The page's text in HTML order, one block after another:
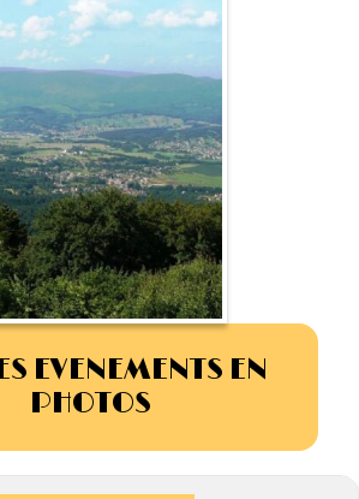
La 15/6 G –
1938/1947
La 15/6 D –
1947/1955
La 15/6 H –
1954/1956
EVENEMENTS EN
PHOTOS